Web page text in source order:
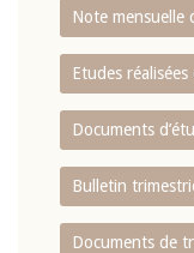
Note mensuelle
Etudes
Documents
Bulletin
Documents de